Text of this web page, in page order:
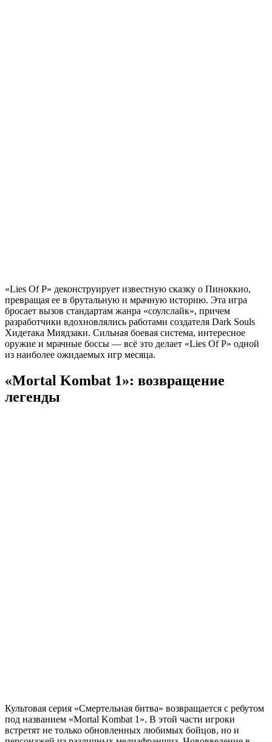
«Lies Of P» деконструирует известную сказку о Пиноккио,
превращая ее в брутальную и мрачную историю. Эта игра
бросает вызов стандартам жанра «соулслайк», причем
разработчики вдохновлялись работами создателя Dark Souls
Хидетака Миядзаки. Сильная боевая система, интересное
оружие и мрачные боссы — всё это делает «Lies Of P» одной
из наиболее ожидаемых игр месяца.
«Mortal Kombat 1»: возвращение
легенды
Культовая серия «Смертельная битва» возвращается с ребутом
под названием «Mortal Kombat 1». В этой части игроки
встретят не только обновленных любимых бойцов, но и